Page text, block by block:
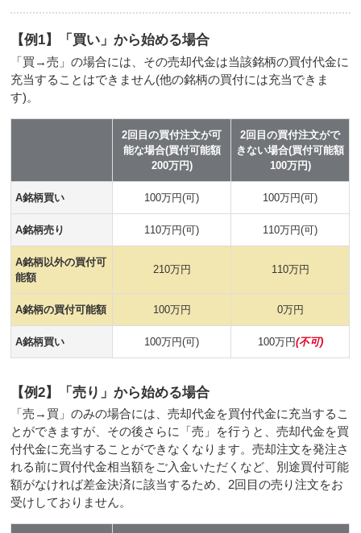
【例1】「買い」から始める場合
「買→売」の場合には、その売却代金は当該銘柄の買付代金に
充当することはできません(他の銘柄の買付には充当できま
す)。
2回目の買付注文が可
能な場合(買付可能額
200万円)
2回目の買付注文がで
きない場合(買付可能額
100万円)
A銘柄買い 100万円(可) 100万円(可)
A銘柄売り 110万円(可) 110万円(可)
A銘柄以外の買付可
能額
210万円 110万円
A銘柄の買付可能額 100万円 0万円
A銘柄買い 100万円(可) 100万円(不可)
【例2】「売り」から始める場合
「売→買」のみの場合には、売却代金を買付代金に充当するこ
とができますが、その後さらに「売」を行うと、売却代金を買
付代金に充当することができなくなります。売却注文を発注さ
れる前に買付代金相当額をご入金いただくなど、別途買付可能
額がなければ差金決済に該当するため、2回目の売り注文をお
受けしておりません。